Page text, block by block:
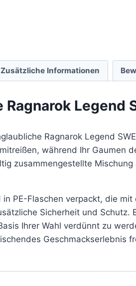
Zusätzliche Informationen
Legend
Ragnarok Legend
während Ihr Gaumen
zusammengestellte
in PE-Flaschen verpackt, die
Sicherheit und
Ihrer Wahl verdünnt zu
Geschmackserlebnis